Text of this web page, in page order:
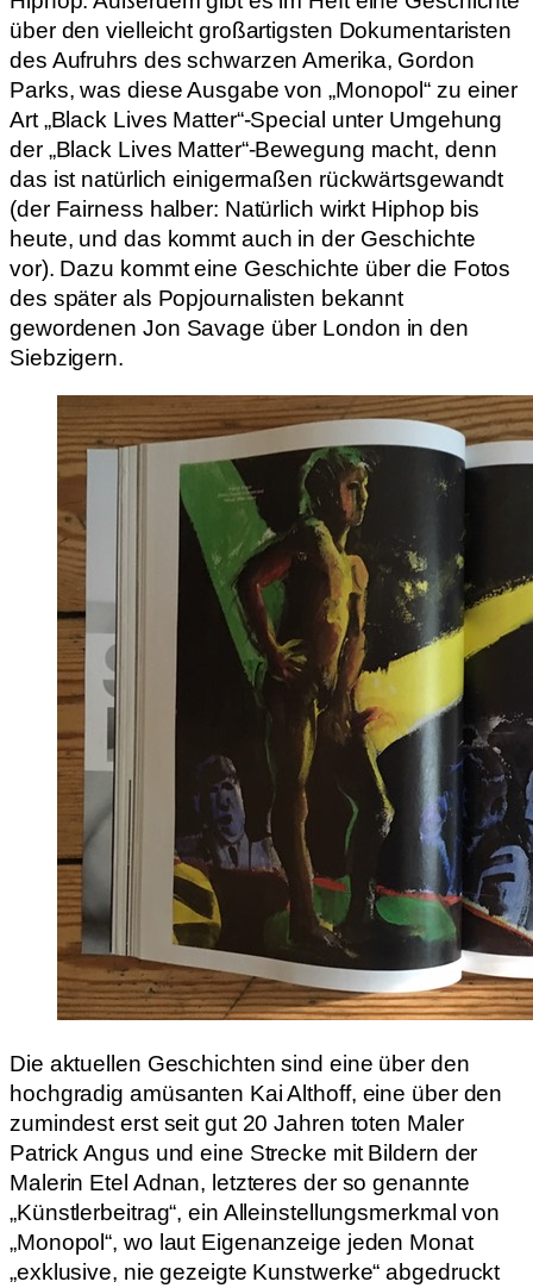
über den vielleicht großartigsten Dokumentaristen
des Aufruhrs des schwarzen Amerika, Gordon
Parks, was diese Ausgabe von „Monopol“ zu einer
Art „Black Lives Matter“-Special unter Umgehung
der „Black Lives Matter“-Bewegung macht, denn
das ist natürlich einigermaßen rückwärtsgewandt
(der Fairness halber: Natürlich wirkt Hiphop bis
heute, und das kommt auch in der Geschichte
vor). Dazu kommt eine Geschichte über die Fotos
des später als Popjournalisten bekannt
gewordenen Jon Savage über London in den
Siebzigern.
Die aktuellen Geschichten sind eine über den
hochgradig amüsanten Kai Althoff, eine über den
zumindest erst seit gut 20 Jahren toten Maler
Patrick Angus und eine Strecke mit Bildern der
Malerin Etel Adnan, letzteres der so genannte
„Künstlerbeitrag“, ein Alleinstellungsmerkmal von
„Monopol“, wo laut Eigenanzeige jeden Monat
„exklusive, nie gezeigte Kunstwerke“ abgedruckt